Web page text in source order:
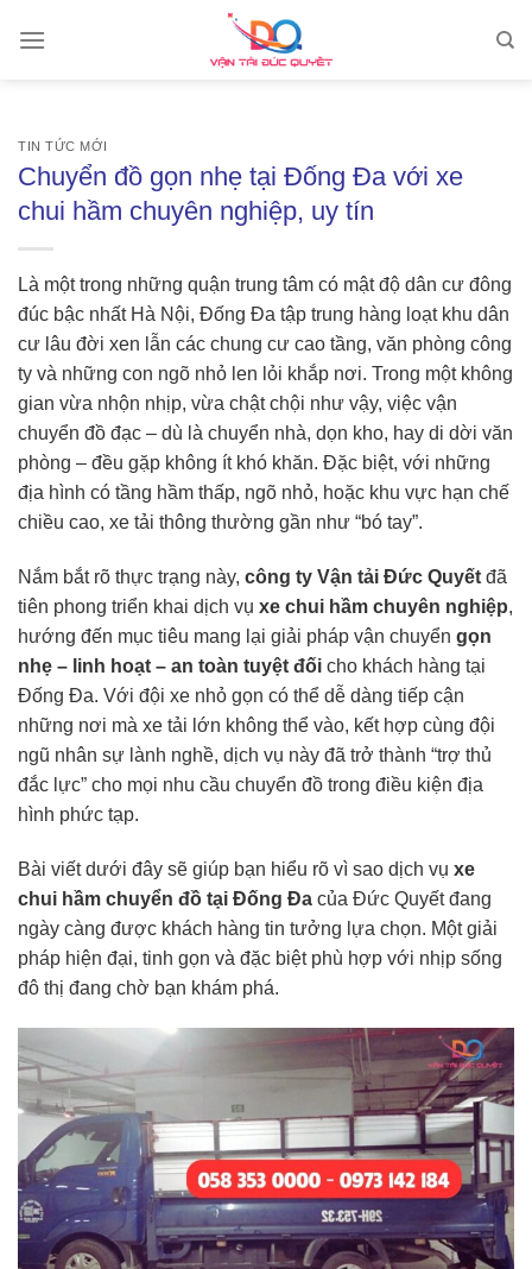
TIN TỨC MỚI
Chuyển đồ gọn nhẹ tại Đống Đa với xe
chui hầm chuyên nghiệp, uy tín
Là một trong những quận trung tâm có mật độ dân cư đông
đúc bậc nhất Hà Nội, Đống Đa tập trung hàng loạt khu dân
cư lâu đời xen lẫn các chung cư cao tầng, văn phòng công
ty và những con ngõ nhỏ len lỏi khắp nơi. Trong một không
gian vừa nhộn nhịp, vừa chật chội như vậy, việc vận
chuyển đồ đạc – dù là chuyển nhà, dọn kho, hay di dời văn
phòng – đều gặp không ít khó khăn. Đặc biệt, với những
địa hình có tầng hầm thấp, ngõ nhỏ, hoặc khu vực hạn chế
chiều cao, xe tải thông thường gần như “bó tay”.
Nắm bắt rõ thực trạng này, công ty Vận tải Đức Quyết đã
tiên phong triển khai dịch vụ xe chui hầm chuyên nghiệp,
hướng đến mục tiêu mang lại giải pháp vận chuyển gọn
nhẹ – linh hoạt – an toàn tuyệt đối cho khách hàng tại
Đống Đa. Với đội xe nhỏ gọn có thể dễ dàng tiếp cận
những nơi mà xe tải lớn không thể vào, kết hợp cùng đội
ngũ nhân sự lành nghề, dịch vụ này đã trở thành “trợ thủ
đắc lực” cho mọi nhu cầu chuyển đồ trong điều kiện địa
hình phức tạp.
Bài viết dưới đây sẽ giúp bạn hiểu rõ vì sao dịch vụ xe
chui hầm chuyển đồ tại Đống Đa của Đức Quyết đang
ngày càng được khách hàng tin tưởng lựa chọn. Một giải
pháp hiện đại, tinh gọn và đặc biệt phù hợp với nhịp sống
đô thị đang chờ bạn khám phá.